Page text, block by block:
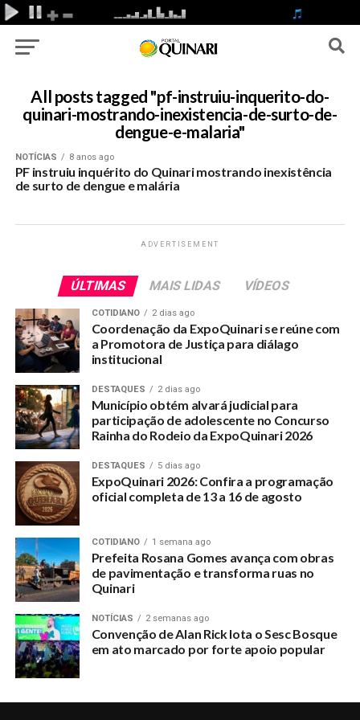
All posts tagged "pf-instruiu-inquerito-do-
quinari-mostrando-inexistencia-de-surto-de-
dengue-e-malaria"
NOTÍCIAS 8 anos ago
PF instruiu inquérito do Quinari mostrando inexistência
de surto de dengue e malária
ADVERTISEMENT
ÚLTIMAS MAIS LIDAS VÍDEOS
COTIDIANO 2 dias ago
Coordenação da ExpoQuinari se reúne com
a Promotora de Justiça para diálago
institucional
DESTAQUES 2 dias ago
Município obtém alvará judicial para
participação de adolescente no Concurso
Rainha do Rodeio da ExpoQuinari 2026
DESTAQUES 5 dias ago
ExpoQuinari 2026: Confira a programação
oficial completa de 13 a 16 de agosto
COTIDIANO 1 semana ago
Prefeita Rosana Gomes avança com obras
de pavimentação e transforma ruas no
Quinari
NOTÍCIAS 2 semanas ago
Convenção de Alan Rick lota o Sesc Bosque
em ato marcado por forte apoio popular